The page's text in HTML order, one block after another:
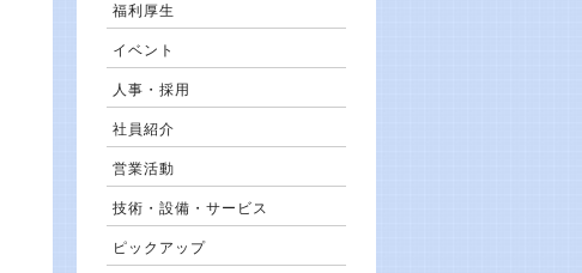
福利厚生
イベント
人事・採用
社員紹介
営業活動
技術・設備・サービス
ピックアップ